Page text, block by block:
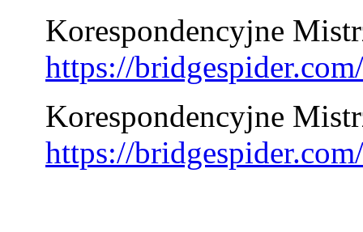
Korespondencyjne
https://
Korespondencyjne
https://